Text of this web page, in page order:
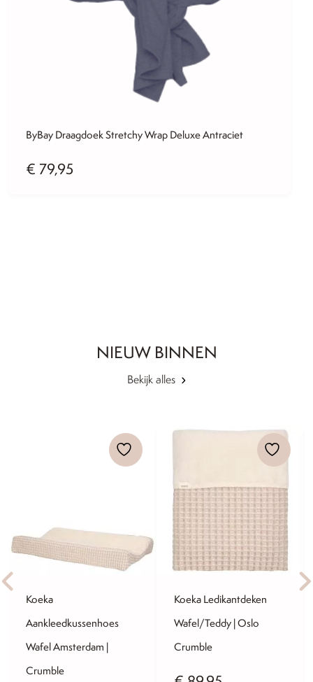
ByBay Draagdoek Stretchy Wrap Deluxe Antraciet
€ 79,95
NIEUW BINNEN
Bekijk alles
Koeka
Aankleedkussenhoes
Wafel Amsterdam |
Crumble
Koeka Ledikantdeken
Wafel/Teddy | Oslo
Crumble